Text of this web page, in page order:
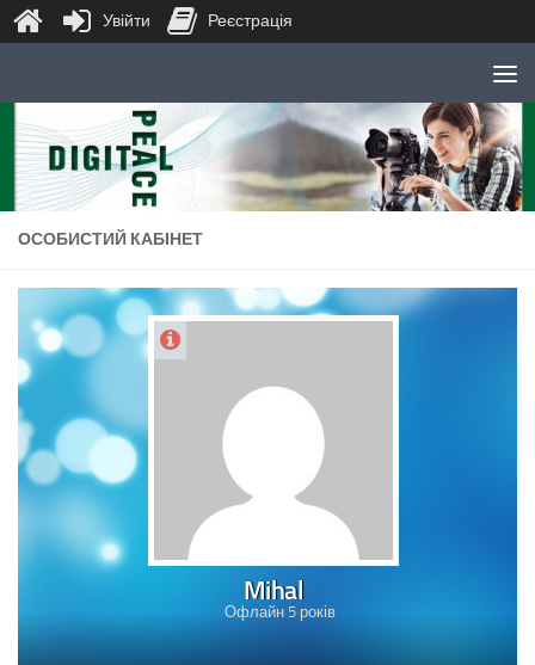
Skip to content
ОСОБИСТИЙ КАБІНЕТ
Mihal
Офлайн 5 років
Увійти Реєстрація